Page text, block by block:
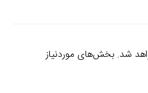
شد. بخش‌های موردنیاز